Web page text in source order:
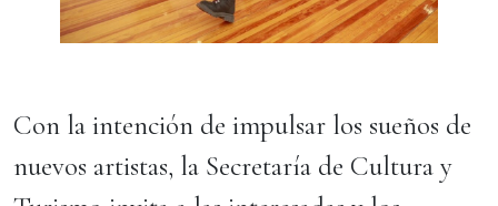
Con la intención de impulsar los sueños de
nuevos artistas, la Secretaría de Cultura y